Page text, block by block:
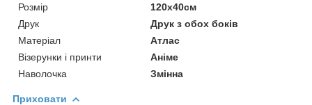
Розмір
120х40см
Друк
Друк з обох боків
Матеріал
Атлас
Візерунки і принти
Аніме
Наволочка
Змінна
Приховати